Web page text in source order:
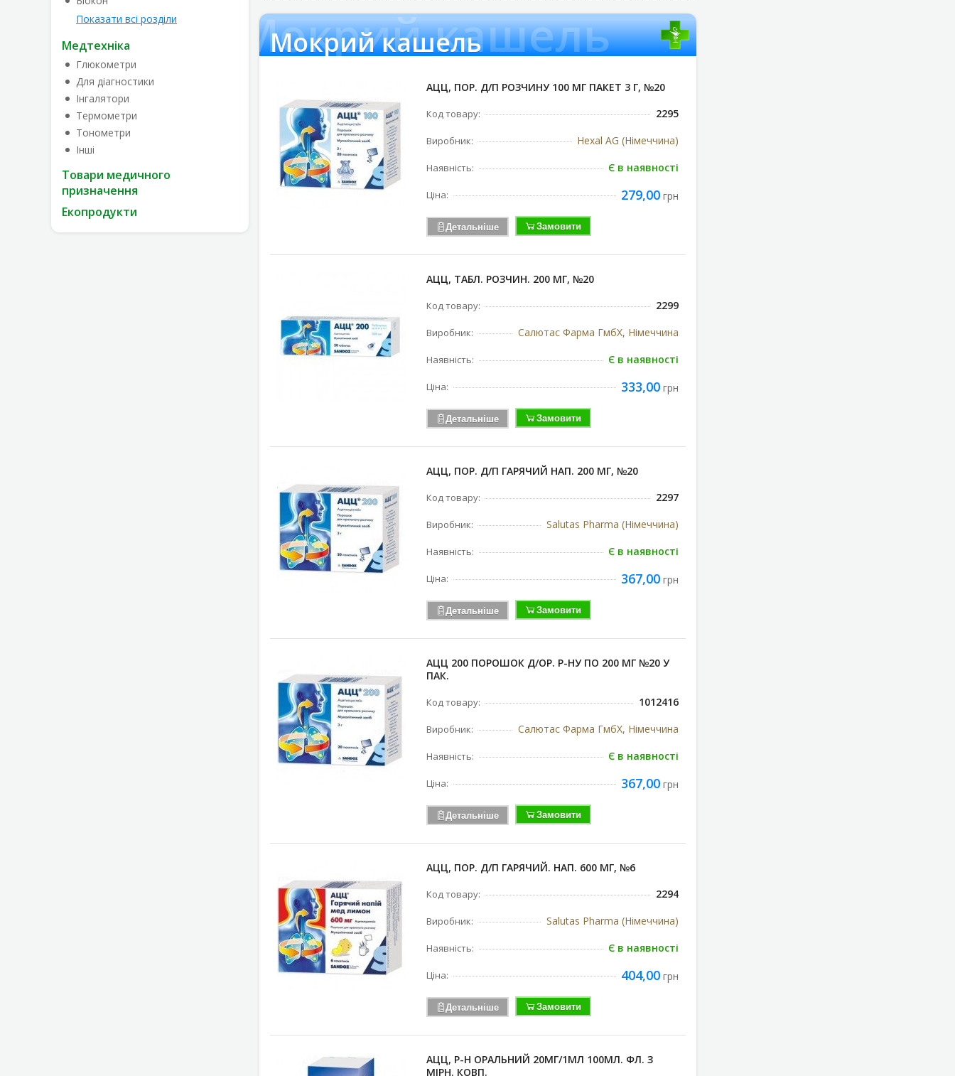
Показати всі розділи
Медтехніка
Глюкометри
Для діагностики
Інгалятори
Термометри
Тонометри
Інші
Товари медичного
призначення
Екопродукти
Мокрий кашель
Мокрий кашель
АЦЦ, ПОР. Д/П РОЗЧИНУ 100 МГ ПАКЕТ 3 Г, №20
Код товару: 2295
Виробник: Hexal AG (Німеччина)
Наявність: Є в наявності
Ціна: 279,00грн
Детальніше Замовити
АЦЦ, ТАБЛ. РОЗЧИН. 200 МГ, №20
Код товару: 2299
Виробник: Салютас Фарма ГмбХ, Німеччина
Наявність: Є в наявності
Ціна: 333,00грн
Детальніше Замовити
АЦЦ, ПОР. Д/П ГАРЯЧИЙ НАП. 200 МГ, №20
Код товару: 2297
Виробник: Salutas Pharma (Німеччина)
Наявність: Є в наявності
Ціна: 367,00грн
Детальніше Замовити
АЦЦ 200 ПОРОШОК Д/ОР. Р-НУ ПО 200 МГ №20 У
ПАК.
Код товару: 1012416
Виробник: Салютас Фарма ГмбХ, Німеччина
Наявність: Є в наявності
Ціна: 367,00грн
Детальніше Замовити
АЦЦ, ПОР. Д/П ГАРЯЧИЙ. НАП. 600 МГ, №6
Код товару: 2294
Виробник: Salutas Pharma (Німеччина)
Наявність: Є в наявності
Ціна: 404,00грн
Детальніше Замовити
АЦЦ, Р-Н ОРАЛЬНИЙ 20МГ/1МЛ 100МЛ. ФЛ. З
МІРН. КОВП.